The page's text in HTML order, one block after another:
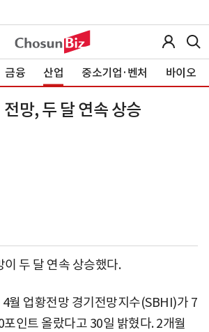
금융 산업 중소기업·벤처 바이오
망, 두 달 연속 상승
두 달 연속 상승했다.
월 업황전망 경기전망지수(SBHI)가 7
인트 올랐다고 30일 밝혔다. 2개월